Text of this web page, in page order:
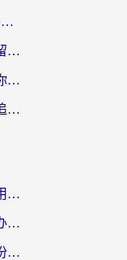
国外全民k歌怎么用原唱？海外党亲测有效的回国加速解决方案
海外酷狗怎么绕过地域限制？留学生亲测有效的回国加速器选择指南
国外看中超总卡？这篇指南教你在海外流畅看体育赛事+中文解说（附避坑技巧）
优酷视频海外能看吗？海外党追剧看电影的终极解决方案来了
闪耀暖暖国外加速器有哪些好用？海外党亲测的国服游戏加速终极指南
在柬埔寨打不开梦幻西游怎么办？海外玩家国服游戏加速终极指南
国外打欢乐斗地主延迟高？这份海外玩家国服游戏加速指南帮你解决卡顿烦恼